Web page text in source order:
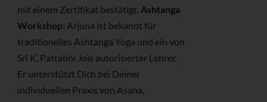
mit einem Zertifikat bestätigt. Ashtanga
Workshop: Arjuna ist bekannt für
traditionelles Ashtanga Yoga und ein von
Sri K. Pattabhi Jois autorisierter Lehrer.
Er unterstützt Dich bei Deiner
individuellen Praxis von Asana,